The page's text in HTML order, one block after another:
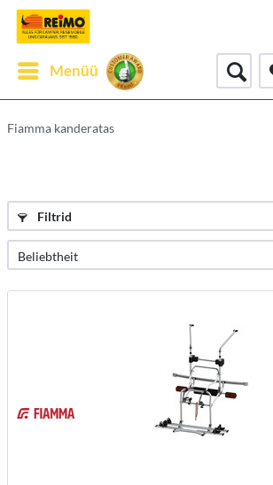
Menüü
Fiamma kanderatas
Filtrid